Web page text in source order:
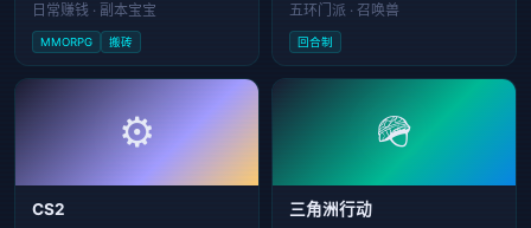
日常赚钱 · 副本宝宝
MMORPG 搬砖
五环门派 · 召唤兽
回合制
⚙️
CS2
🪖
三角洲行动